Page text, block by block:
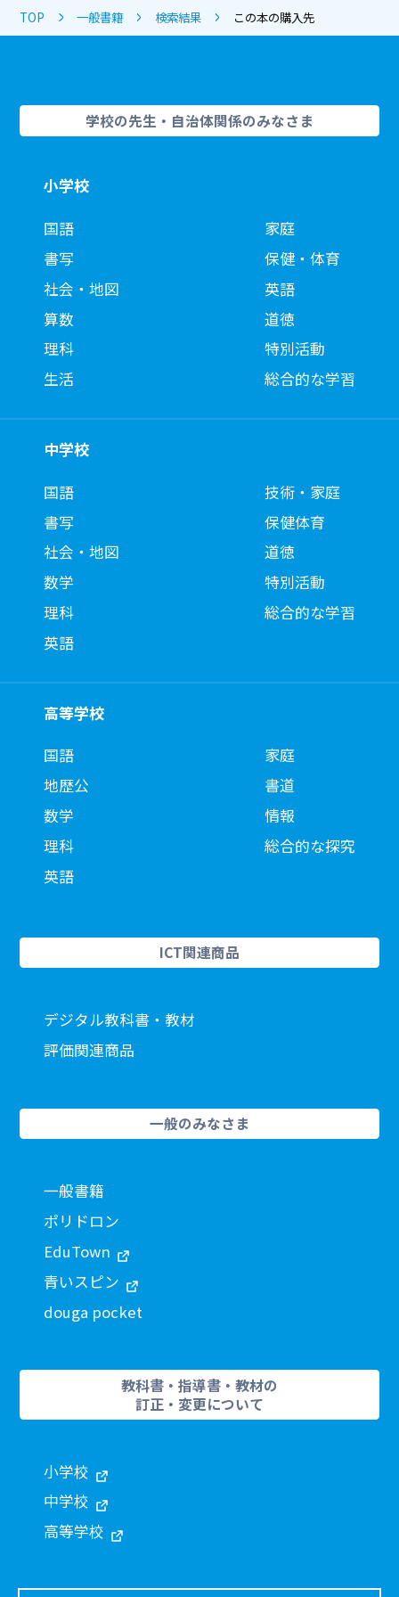
TOP 一般書籍 検索結果 この本の購入先
学校の先生・自治体関係のみなさま
小学校
国語
書写
社会・地図
算数
理科
生活
家庭
保健・体育
英語
道徳
特別活動
総合的な学習
中学校
国語
書写
社会・地図
数学
理科
英語
技術・家庭
保健体育
道徳
特別活動
総合的な学習
高等学校
国語
地歴公
数学
理科
英語
家庭
書道
情報
総合的な探究
ICT関連商品
デジタル教科書・教材
評価関連商品
一般のみなさま
一般書籍
ポリドロン
EduTown
青いスピン
douga pocket
教科書・指導書・教材の
訂正・変更について
小学校
中学校
高等学校